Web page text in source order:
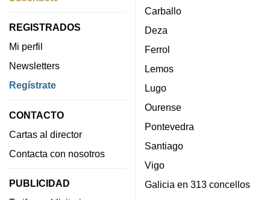
REGISTRADOS
Mi perfil
Newsletters
Regístrate
CONTACTO
Cartas al director
Contacta con nosotros
PUBLICIDAD
Carballo
Deza
Ferrol
Lemos
Lugo
Ourense
Pontevedra
Santiago
Vigo
Galicia en 313 concellos